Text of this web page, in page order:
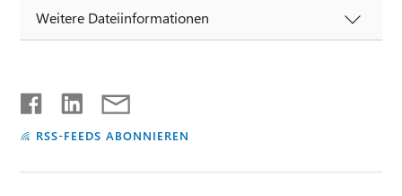
Weitere Dateiinformationen
RSS-FEEDS ABONNIEREN